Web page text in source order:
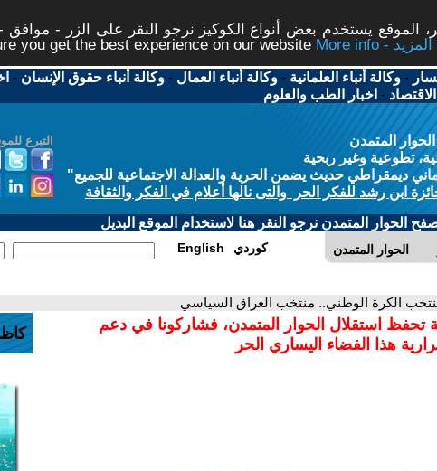
الموقع يستخدم بعض أنواع الكوكيز نرجو النقر على الزر - موافق
you get the best experience on our website
More info - المزيد
-وكالة أنباء العلمانية -وكالة أنباء العمال -وكالة أنباء حقوق الإنسان -
الاقتصاد - اخبار الطب والعلوم
التبرع
المتمدن
تطوعية وغير ربحية
ديمقراطي حديث يضمن الحرية والعدالة الاجتماعية للجميع"
ابن رشد للفكر الحر والتى نالها أعلام في الفكر والثقافة
الحوار المتمدن نرجو النقر هنا لاستخدام الموقع البديل
الحوار المتمدن English كوردي
الكرة الوطني.. منتخب العراق السياسي
تحفظ استقلال الحوار المتمدن، فشاركونا في دعم
هذا الفضاء اليساري الحر